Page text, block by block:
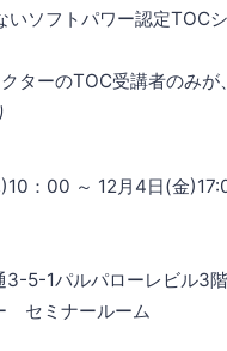
いソフトパワー認定TOC
ターのTOC受講者のみが
：00 ～ 12月4日(金
3-5-1パルパローレビル3階
セミナールーム